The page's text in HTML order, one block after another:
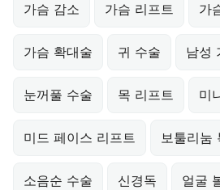
가슴 감소 가슴 리프트 가
가슴 확대술 귀 수술 남성
눈꺼풀 수술 목 리프트 미
미드 페이스 리프트 보툴리눔
소음순 수술 신경독 얼굴